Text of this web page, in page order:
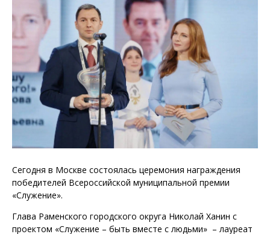
Сегодня в Москве состоялась церемония награждения
победителей Всероссийской муниципальной премии
«Служение».
Глава Раменского городского округа Николай Ханин с
проектом «Служение – быть вместе с людьми» – лауреат